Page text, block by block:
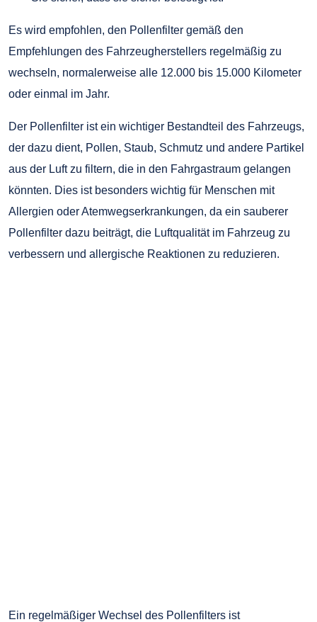
Es wird empfohlen, den Pollenfilter gemäß den
Empfehlungen des Fahrzeugherstellers regelmäßig zu
wechseln, normalerweise alle 12.000 bis 15.000 Kilometer
oder einmal im Jahr.
Der Pollenfilter ist ein wichtiger Bestandteil des Fahrzeugs,
der dazu dient, Pollen, Staub, Schmutz und andere Partikel
aus der Luft zu filtern, die in den Fahrgastraum gelangen
könnten. Dies ist besonders wichtig für Menschen mit
Allergien oder Atemwegserkrankungen, da ein sauberer
Pollenfilter dazu beiträgt, die Luftqualität im Fahrzeug zu
verbessern und allergische Reaktionen zu reduzieren.
Ein regelmäßiger Wechsel des Pollenfilters ist